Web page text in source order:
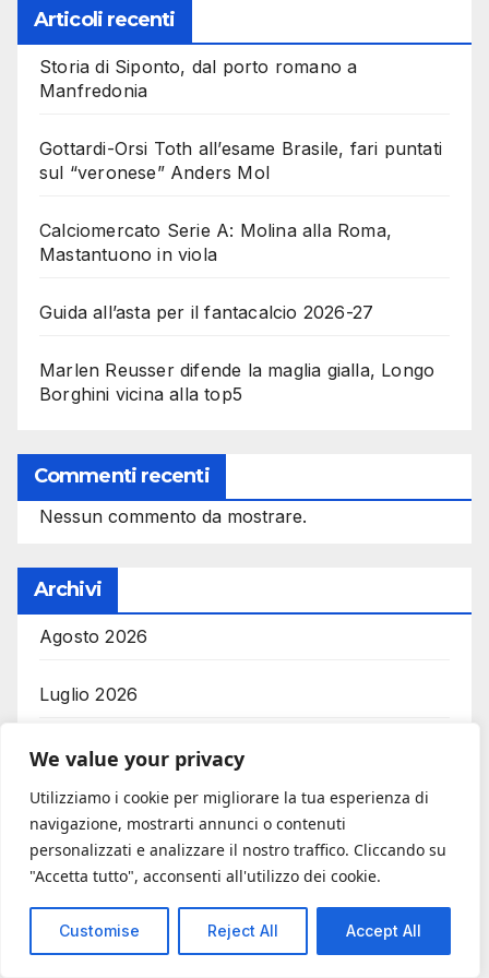
We value your privacy
Utilizziamo i cookie per migliorare la tua esperienza di
navigazione, mostrarti annunci o contenuti
personalizzati e analizzare il nostro traffico. Cliccando su
"Accetta tutto", acconsenti all'utilizzo dei cookie.
Customise Reject All Accept All
Articoli recenti
Storia di Siponto, dal porto romano a
Manfredonia
Gottardi-Orsi Toth all’esame Brasile, fari puntati
sul “veronese” Anders Mol
Calciomercato Serie A: Molina alla Roma,
Mastantuono in viola
Guida all’asta per il fantacalcio 2026-27
Marlen Reusser difende la maglia gialla, Longo
Borghini vicina alla top5
Commenti recenti
Nessun commento da mostrare.
Archivi
Agosto 2026
Luglio 2026
Giugno 2026
Maggio 2026
Aprile 2026
Marzo 2026